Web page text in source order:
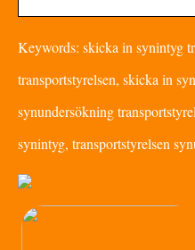
Keywords: skicka in synintyg
transportstyrelsen, skicka in
synundersökning
synintyg, transportstyrelsen